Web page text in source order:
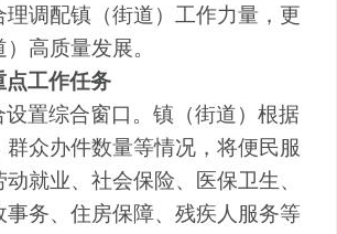
理调配镇（街道）工作力量，更
高质量发展。
点工作任务
设置综合窗口。镇（街道）根据
众办件数量等情况，将便民服
就业、社会保险、医保卫生、
事务、住房保障、残疾人服务等